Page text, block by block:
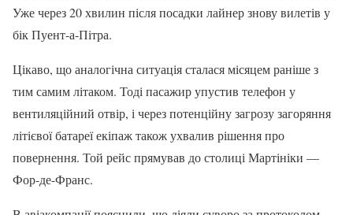
Уже через 20 хвилин після посадки лайнер знову вилетів у
бік Пуент-а-Пітра.
Цікаво, що аналогічна ситуація сталася місяцем раніше з
тим самим літаком. Тоді пасажир упустив телефон у
вентиляційний отвір, і через потенційну загрозу загоряння
літієвої батареї екіпаж також ухвалив рішення про
повернення. Той рейс прямував до столиці Мартініки —
Фор-де-Франс.